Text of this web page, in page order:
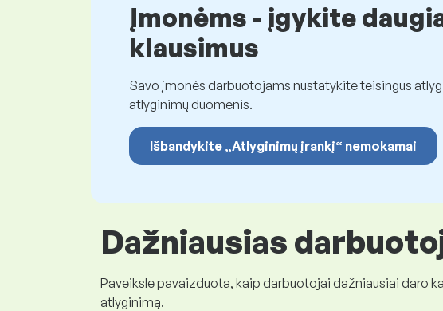
Įmonėms - įgykite
klausimus
Savo įmonės darbuotojams nustatykite teisingus
atlyginimų duomenis.
Išbandykite „Atlyginimų įrankį“ nemokamai
Dažniausias
Paveiksle pavaizduota, kaip darbuotojai dažniausiai daro
atlyginimą.